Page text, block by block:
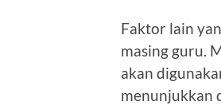
Faktor lain
masing guru.
akan
menunjukkan